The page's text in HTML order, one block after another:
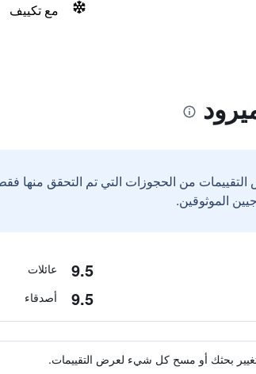
مع تكييف
من الحجوزات التي تم التحقق منها
9.5 عائلات
9.5 أصدقاء
بحثك أو مسح كل شيء لعرض التقييمات.